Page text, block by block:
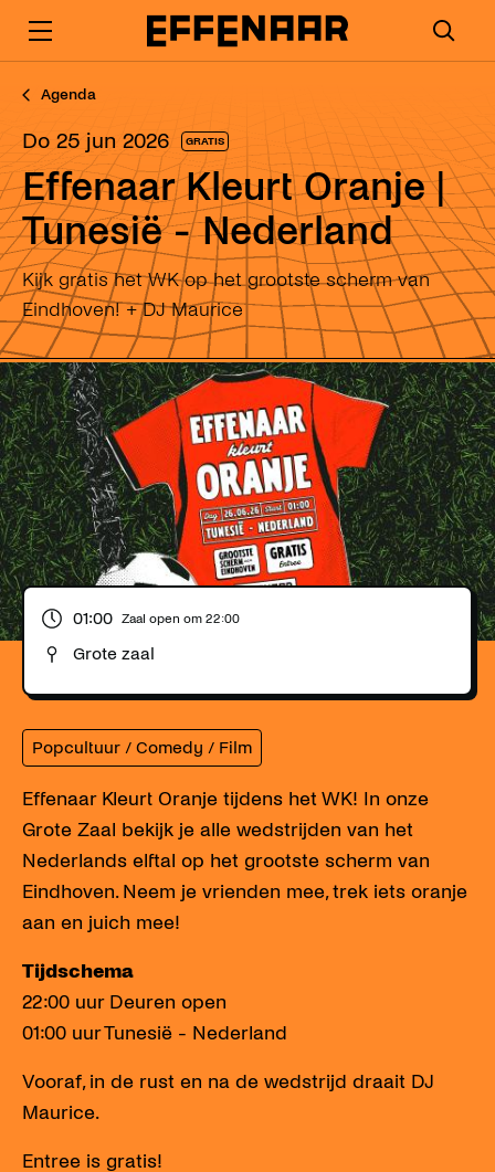
Agenda
do 25 jun 2026 GRATIS
Effenaar Kleurt Oranje |
Tunesië - Nederland
Kijk gratis het WK op het grootste scherm van
Eindhoven! + DJ Maurice
01:00 Zaal open om 22:00
Grote zaal
Popcultuur / Comedy / Film
Effenaar Kleurt Oranje tijdens het WK! In onze
Grote Zaal bekijk je alle wedstrijden van het
Nederlands elftal op het grootste scherm van
Eindhoven. Neem je vrienden mee, trek iets oranje
aan en juich mee!
Tijdschema
22:00 uur Deuren open
01:00 uur Tunesië - Nederland
Vooraf, in de rust en na de wedstrijd draait DJ
Maurice.
Entree is gratis!